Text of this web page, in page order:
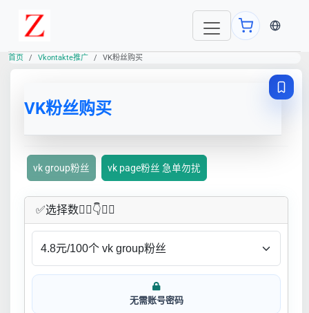
当前语
首页 Vkontakte推广 VK粉丝购买
VK粉丝购买
vk group粉丝 vk page粉丝 急单勿扰
✅​选择数👇🏻​​👇👇🏻​​
无需账号密码